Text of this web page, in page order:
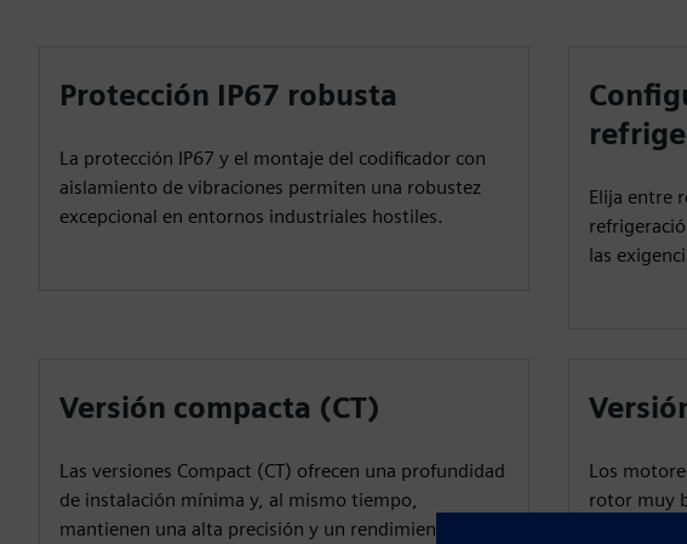
Protección IP67 robusta
La protección IP67 y el montaje del codificador con
aislamiento de vibraciones permiten una robustez
excepcional en entornos industriales hostiles.
Elija entre
las
Versión compacta (CT)
Las versiones Compact (CT) ofrecen una profundidad
de instalación mínima y, al mismo tiempo,
mantienen una alta precisión y un rendimiento.
Los
rotor muy